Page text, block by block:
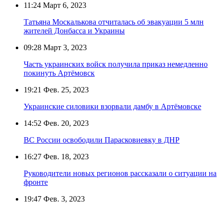
11:24 Март 6, 2023
Татьяна Москалькова отчиталась об эвакуации 5 млн
жителей Донбасса и Украины
09:28 Март 3, 2023
Часть украинских войск получила приказ немедленно
покинуть Артёмовск
19:21 Фев. 25, 2023
Украинские силовики взорвали дамбу в Артёмовске
14:52 Фев. 20, 2023
ВС России освободили Парасковиевку в ДНР
16:27 Фев. 18, 2023
Руководители новых регионов рассказали о ситуации на
фронте
19:47 Фев. 3, 2023